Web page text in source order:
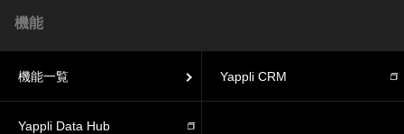
機能
機能一覧 Yappli CRM
Yappli Data Hub